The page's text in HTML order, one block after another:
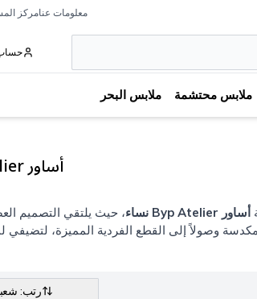
معلومات عنامركز
ملابس محتشمة ملابس البحر
أساور Byp Atelier
أساور Byp Atelier نساء
، حيث يلتقي التصميم
المكدسة وصولاً إلى القطع الفردية المميزة،
رتب: